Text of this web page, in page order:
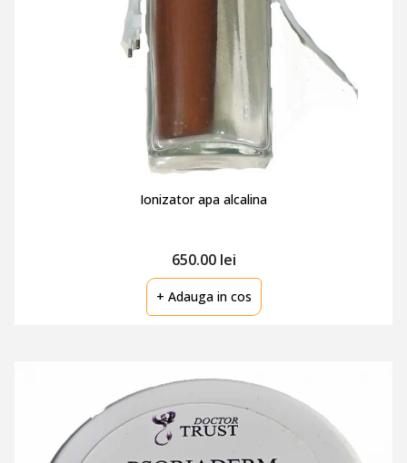
Ionizator apa alcalina
650.00 lei
+ Adauga in cos